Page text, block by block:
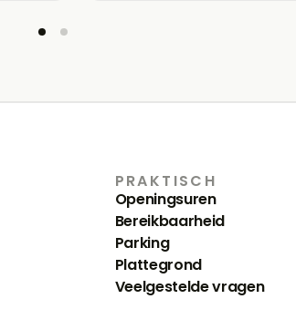
PRAKTISCH
Openingsuren
Bereikbaarheid
Parking
Plattegrond
Veelgestelde vragen